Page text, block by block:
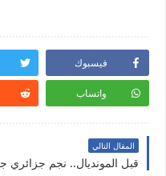
فيسبوك
واتساب
المقال التالي
قبل المونديال.. نجم جزائري